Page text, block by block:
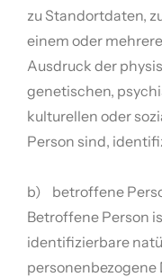
zu Standortdaten,
einem oder
Ausdruck der
genetischen,
kulturellen oder
Person sind,
b) betroffene
Betroffene Person
identifizierbare
personenbezogene